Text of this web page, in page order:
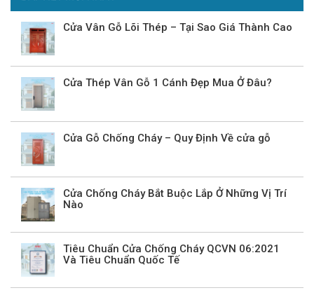
Cửa Vân Gỗ Lõi Thép – Tại Sao Giá Thành Cao
Cửa Thép Vân Gỗ 1 Cánh Đẹp Mua Ở Đâu?
Cửa Gỗ Chống Cháy – Quy Định Về cửa gỗ
Cửa Chống Cháy Bắt Buộc Lắp Ở Những Vị Trí
Nào
Tiêu Chuẩn Cửa Chống Cháy QCVN 06:2021
Và Tiêu Chuẩn Quốc Tế